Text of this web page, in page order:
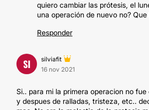
quiero cambiar las prótesis, el
una operación de nuevo no?
Responder
SI
silviafit
16 nov 2021
Si.. para mi la primera operacion no
y despues de ralladas, tristeza, etc..